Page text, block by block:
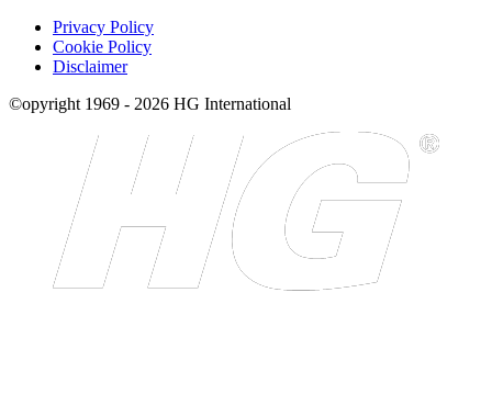
Privacy Policy
Cookie Policy
Disclaimer
©opyright 1969 - 2026 HG International